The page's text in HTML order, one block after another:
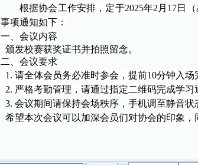
根据协会工作安排，定于2025年2月17日
事项通知如下：
一、 会议内容
颁发校赛获奖证书并拍照留念。
二、 会议要求
1. 请全体会员务必准时参会，提前10分钟入场
2. 严格考勤管理，请通过指定二维码完成学习
3. 会议期间请保持会场秩序，手机调至静音状
希望本次会议可以加深会员们对协会的印象